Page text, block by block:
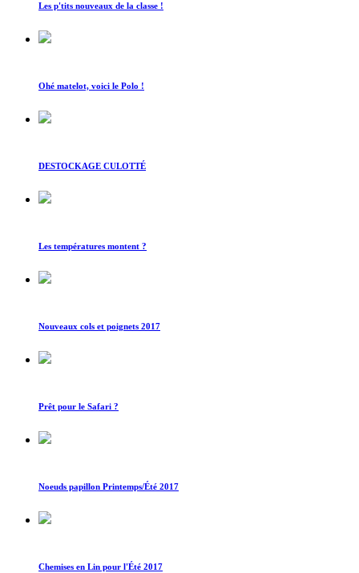
Les p'tits nouveaux de la classe !
Ohé matelot, voici le Polo !
DESTOCKAGE CULOTTÉ
Les températures montent ?
Nouveaux cols et poignets 2017
Prêt pour le Safari ?
Noeuds papillon Printemps/Été 2017
Chemises en Lin pour l'Été 2017